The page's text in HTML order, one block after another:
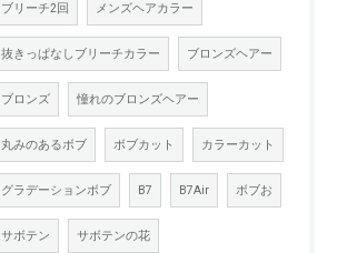
ブリーチ2回 メンズヘアカラー
抜きっぱなしブリーチカラー ブロンズヘアー
ブロンズ 憧れのブロンズヘアー
丸みのあるボブ ボブカット カラーカット
グラデーションボブ B7 B7Air ボブお
サボテン サボテンの花